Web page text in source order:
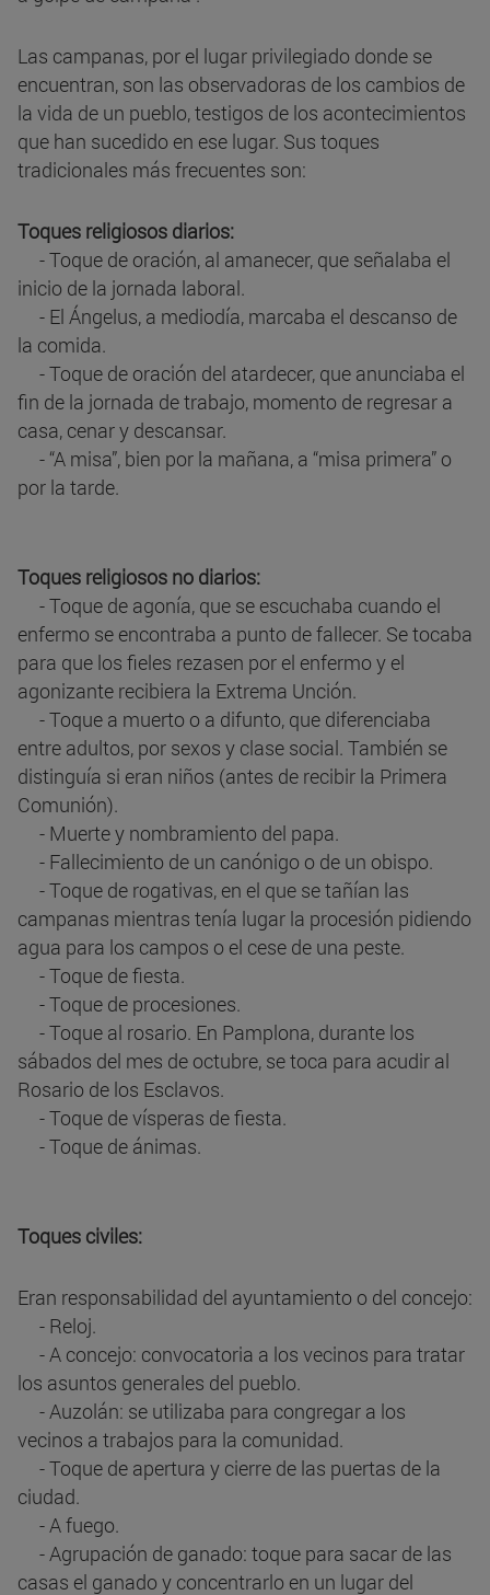
Las campanas, por el lugar privilegiado donde se
encuentran, son las observadoras de los cambios de
la vida de un pueblo, testigos de los acontecimientos
que han sucedido en ese lugar. Sus toques
tradicionales más frecuentes son:
Toques religiosos diarios:
- Toque de oración, al amanecer, que señalaba el
inicio de la jornada laboral.
- El Ángelus, a mediodía, marcaba el descanso de
la comida.
- Toque de oración del atardecer, que anunciaba el
fin de la jornada de trabajo, momento de regresar a
casa, cenar y descansar.
- “A misa”, bien por la mañana, a “misa primera” o
por la tarde.
Toques religiosos no diarios:
- Toque de agonía, que se escuchaba cuando el
enfermo se encontraba a punto de fallecer. Se tocaba
para que los fieles rezasen por el enfermo y el
agonizante recibiera la Extrema Unción.
- Toque a muerto o a difunto, que diferenciaba
entre adultos, por sexos y clase social. También se
distinguía si eran niños (antes de recibir la Primera
Comunión).
- Muerte y nombramiento del papa.
- Fallecimiento de un canónigo o de un obispo.
- Toque de rogativas, en el que se tañían las
campanas mientras tenía lugar la procesión pidiendo
agua para los campos o el cese de una peste.
- Toque de fiesta.
- Toque de procesiones.
- Toque al rosario. En Pamplona, durante los
sábados del mes de octubre, se toca para acudir al
Rosario de los Esclavos.
- Toque de vísperas de fiesta.
- Toque de ánimas.
Toques civiles:
Eran responsabilidad del ayuntamiento o del concejo:
- Reloj.
- A concejo: convocatoria a los vecinos para tratar
los asuntos generales del pueblo.
- Auzolán: se utilizaba para congregar a los
vecinos a trabajos para la comunidad.
- Toque de apertura y cierre de las puertas de la
ciudad.
- A fuego.
- Agrupación de ganado: toque para sacar de las
casas el ganado y concentrarlo en un lugar del